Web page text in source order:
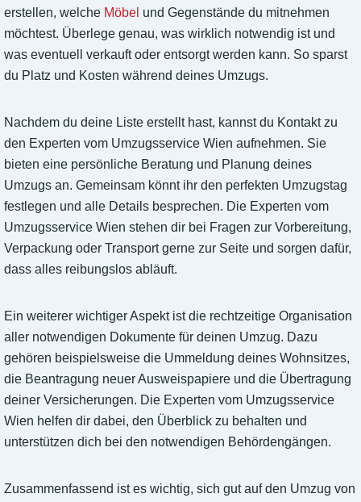
erstellen, welche Möbel und Gegenstände du mitnehmen
möchtest. Überlege genau, was wirklich notwendig ist und
was eventuell verkauft oder entsorgt werden kann. So sparst
du Platz und Kosten während deines Umzugs.
Nachdem du deine Liste erstellt hast, kannst du Kontakt zu
den Experten vom Umzugsservice Wien aufnehmen. Sie
bieten eine persönliche Beratung und Planung deines
Umzugs an. Gemeinsam könnt ihr den perfekten Umzugstag
festlegen und alle Details besprechen. Die Experten vom
Umzugsservice Wien stehen dir bei Fragen zur Vorbereitung,
Verpackung oder Transport gerne zur Seite und sorgen dafür,
dass alles reibungslos abläuft.
Ein weiterer wichtiger Aspekt ist die rechtzeitige Organisation
aller notwendigen Dokumente für deinen Umzug. Dazu
gehören beispielsweise die Ummeldung deines Wohnsitzes,
die Beantragung neuer Ausweispapiere und die Übertragung
deiner Versicherungen. Die Experten vom Umzugsservice
Wien helfen dir dabei, den Überblick zu behalten und
unterstützen dich bei den notwendigen Behördengängen.
Zusammenfassend ist es wichtig, sich gut auf den Umzug von